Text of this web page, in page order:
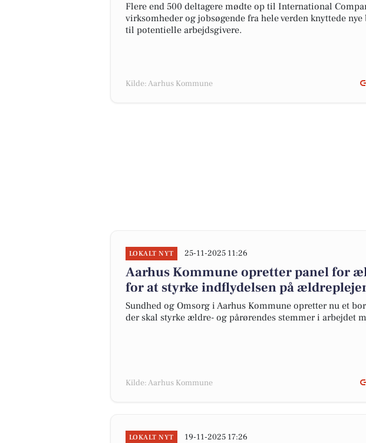
Flere end 500 deltagere mødte op til International
virksomheder og jobsøgende fra hele verden knyttede
til potentielle arbejdsgivere.
Kilde: Aarhus Kommune
LOKALT NYT 25-11-2025 11:26
Aarhus Kommune opretter panel for
for at styrke indflydelsen på
Sundhed og Omsorg i Aarhus Kommune opretter nu et
der skal styrke ældre- og pårørendes stemmer i arbejdet
Kilde: Aarhus Kommune
LOKALT NYT 19-11-2025 17:26